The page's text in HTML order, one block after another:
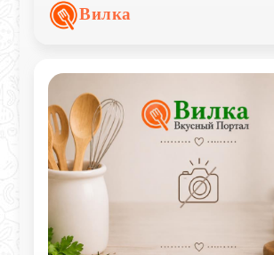
сметаной и подходит как для
для ужина.
Вилка